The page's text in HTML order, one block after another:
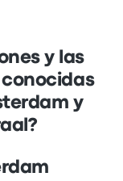
y las
y